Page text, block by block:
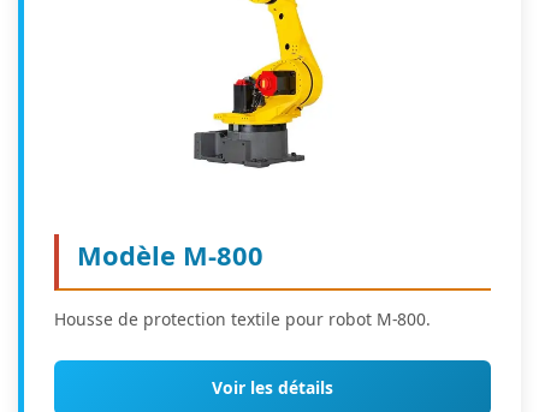
Modèle M-800
Housse de protection textile pour robot M-800.
Voir les détails